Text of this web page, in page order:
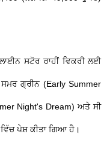
ਸਟੋਰ ਰਾਹੀਂ ਵਿਕਰੀ ਲਈ
ਗ੍ਰੀਨ (Early Summer
Night's Dream) ਅਤੇ ਸੀ
ਪੇਸ਼ ਕੀਤਾ ਗਿਆ ਹੈ।